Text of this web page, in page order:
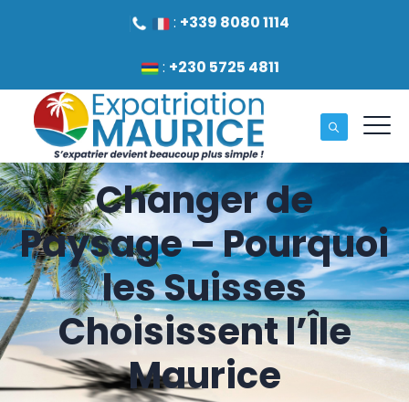
: +339 8080 1114
: +230 5725 4811
Changer de
Paysage – Pourquoi
les Suisses
Choisissent l’Île
Maurice